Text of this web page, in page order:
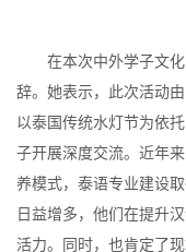
在本次中外学子文
辞。她表示，此次活动
以泰国传统水灯节为依
子开展深度交流。近年
养模式，泰语专业建设
日益增多，他们在提升
活力。同时，也肯定了